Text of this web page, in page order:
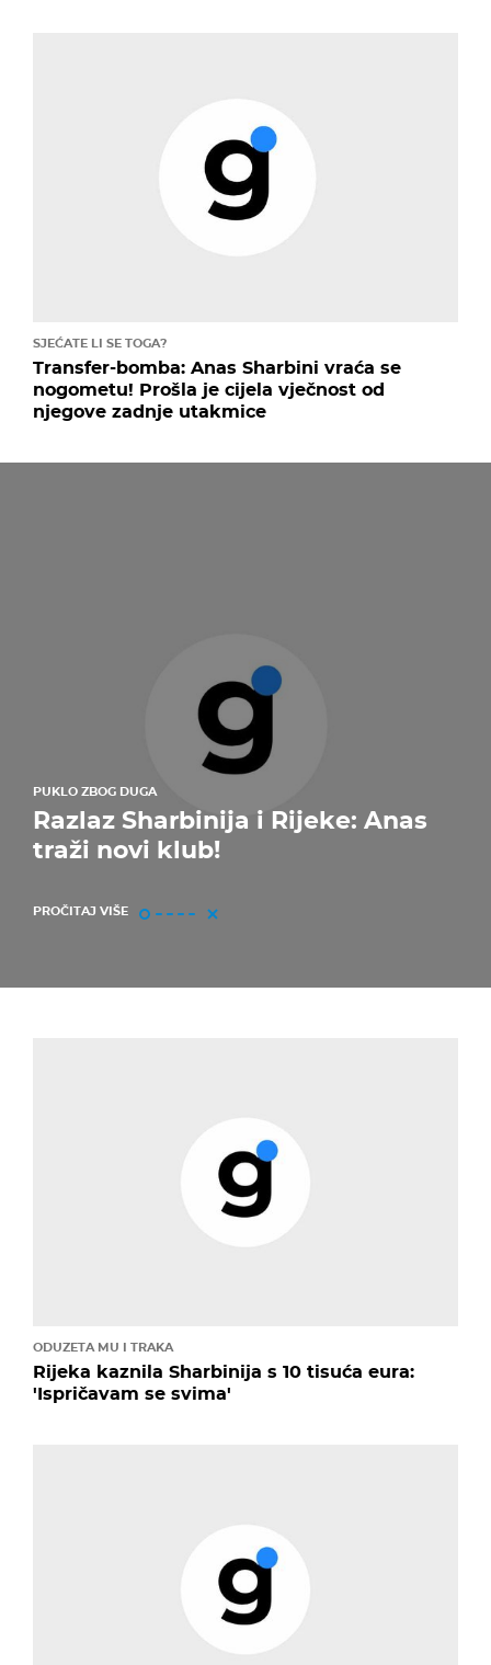
SJEĆATE LI SE TOGA?
Transfer-bomba: Anas Sharbini vraća se
nogometu! Prošla je cijela vječnost od
njegove zadnje utakmice
PUKLO ZBOG DUGA
Razlaz Sharbinija i Rijeke: Anas
traži novi klub!
PROČITAJ VIŠE
ODUZETA MU I TRAKA
Rijeka kaznila Sharbinija s 10 tisuća eura:
'Ispričavam se svima'